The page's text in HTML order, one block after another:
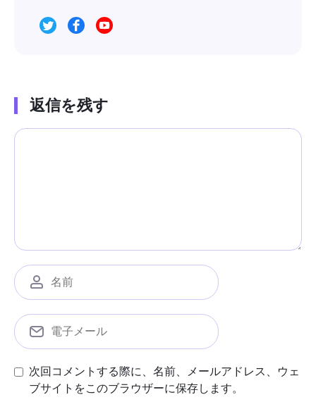
返信を残す
次回コメントする際に、名前、メールアドレス、ウェ
ブサイトをこのブラウザーに保存します。